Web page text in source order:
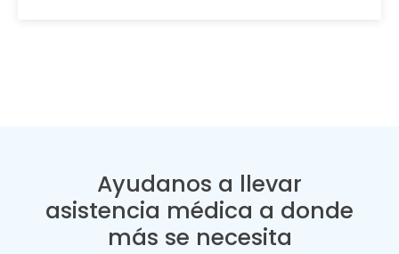
Ayudanos a llevar
asistencia médica a donde
más se necesita